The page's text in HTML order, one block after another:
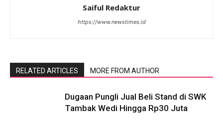
Saiful Redaktur
https://www.newstimes.id
RELATED ARTICLES MORE FROM AUTHOR
Dugaan Pungli Jual Beli Stand di SWK
Tambak Wedi Hingga Rp30 Juta